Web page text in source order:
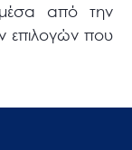
από την
επιλογών που